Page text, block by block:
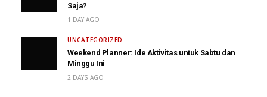
Saja?
1 DAY AGO
UNCATEGORIZED
Weekend Planner: Ide Aktivitas untuk Sabtu dan
Minggu Ini
2 DAYS AGO